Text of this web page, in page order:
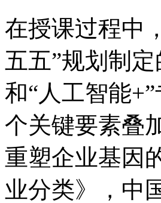
在授课过程中
五五”规划制定
和“人工智能+”
个关键要素叠加
重塑企业基因
业分类》，